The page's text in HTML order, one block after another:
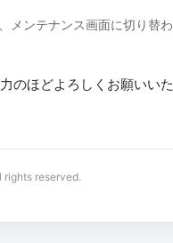
メンテナンス画面に切り替わ
のほどよろしくお願いいた
rights reserved.